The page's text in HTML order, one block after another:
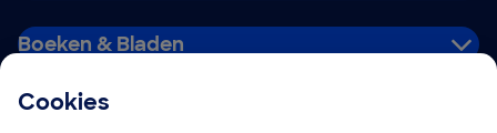
Cookies
Boeken & Bladen